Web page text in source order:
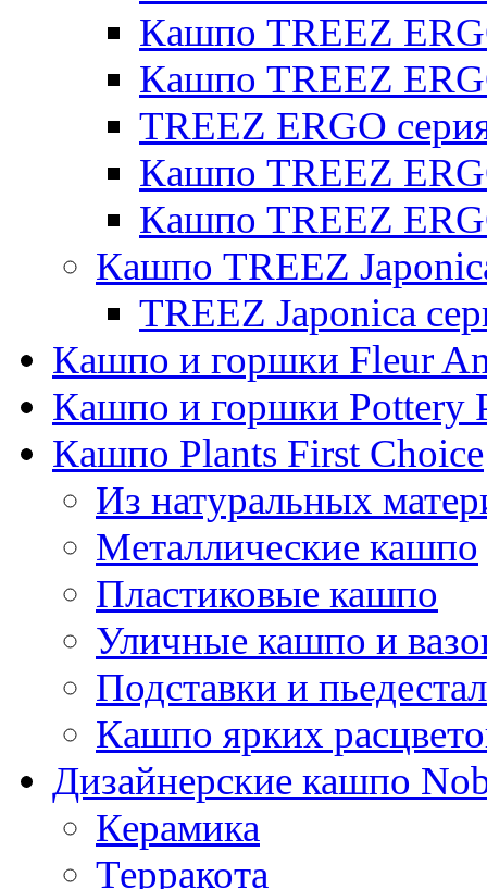
Кашпо TREEZ
Кашпо TREEZ
TREEZ ERGO
Кашпо TREEZ
Кашпо TREEZ
Кашпо TREEZ
TREEZ Japonica
Кашпо и горшки Fleur
Кашпо и горшки Pottery
Кашпо Plants First Choice
Из натуральных
Металлические кашпо
Пластиковые кашпо
Уличные кашпо и
Подставки и
Кашпо ярких
Дизайнерские кашпо
Керамика
Терракота